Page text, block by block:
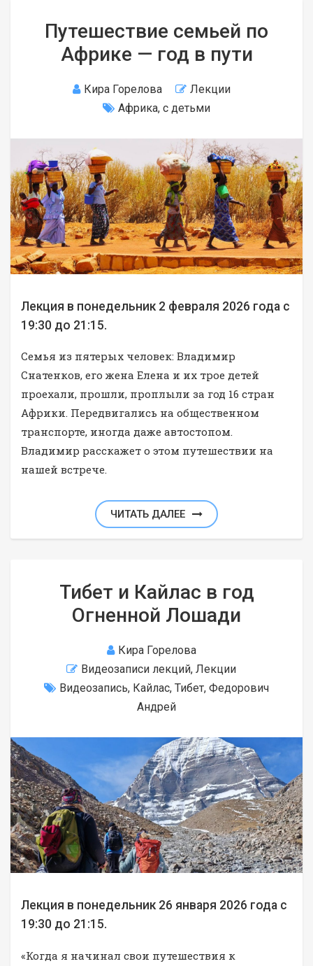
Путешествие семьей по
Африке — год в пути
Кира Горелова
Лекции
Африка, с детьми
Лекция в понедельник 2 февраля 2026 года с
19:30 до 21:15.
Семья из пятерых человек: Владимир
Снатенков, его жена Елена и их трое детей
проехали, прошли, проплыли за год 16 стран
Африки. Передвигались на общественном
транспорте, иногда даже автостопом.
Владимир расскажет о этом путешествии на
нашей встрече.
ЧИТАТЬ ДАЛЕЕ
Тибет и Кайлас в год
Огненной Лошади
Кира Горелова
Видеозаписи лекций, Лекции
Видеозапись, Кайлас, Тибет, Федорович
Андрей
Лекция в понедельник 26 января 2026 года с
19:30 до 21:15.
«Когда я начинал свои путешествия к